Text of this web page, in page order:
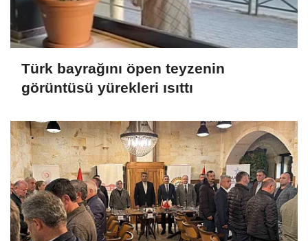
Türk bayrağını öpen teyzenin
görüntüsü yürekleri ısıttı